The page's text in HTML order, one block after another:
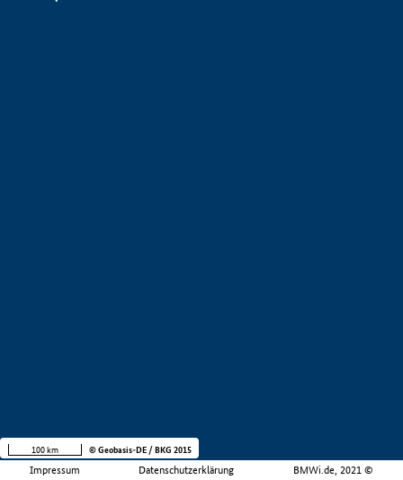
Impressum Datenschutzerklärung BMWi.de, 2021 ©
100 km © Geobasis-DE / BKG 2015